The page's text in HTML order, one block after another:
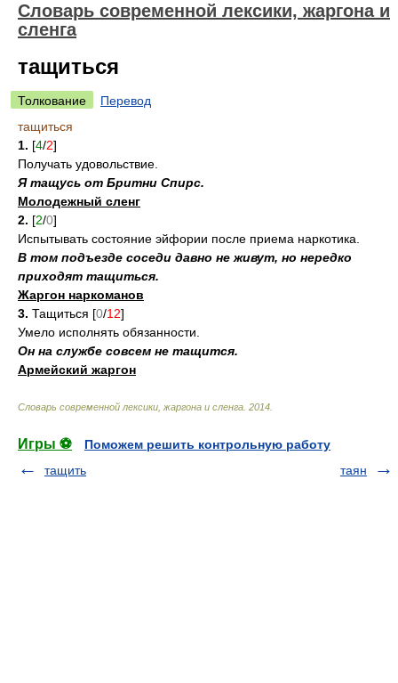
Cловарь современной лексики, жаргона и
сленга
тащиться
Толкование
Перевод
тащиться
1. [4/2]
Получать удовольствие.
Я тащусь от Бритни Спирс.
Молодежный сленг
2. [2/0]
Испытывать состояние эйфории после приема наркотика.
В том подъезде соседи давно не живут, но нередко
приходят тащиться.
Жаргон наркоманов
3. Тащиться [0/12]
Умело исполнять обязанности.
Он на службе совсем не тащится.
Армейский жаргон
Cловарь современной лексики, жаргона и сленга 2014
Игры ⚽
Поможем решить контрольную работу
тащить
таян